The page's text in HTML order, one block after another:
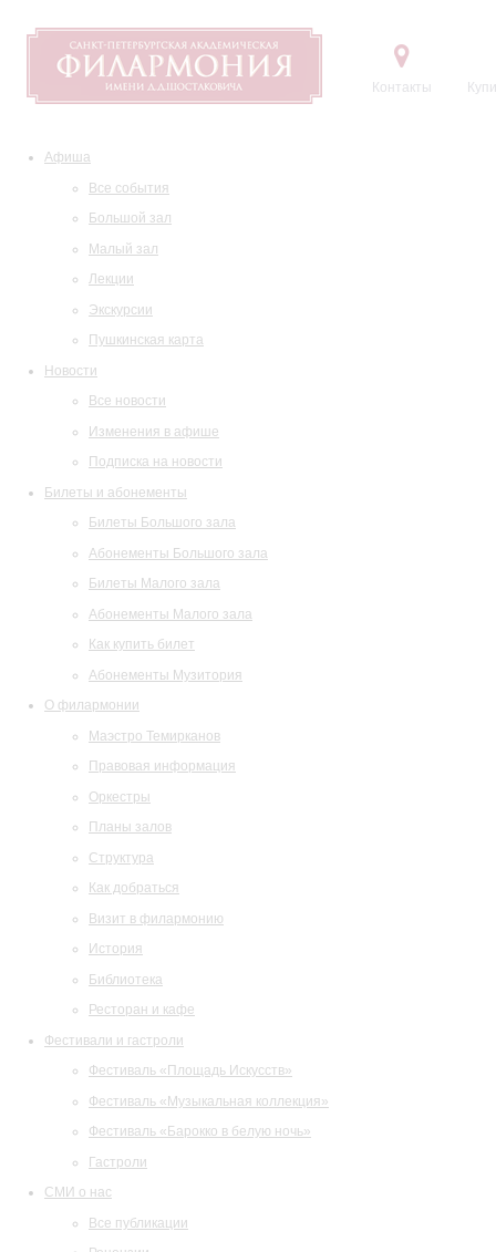
Контакты
Афиша
Все события
Большой зал
Малый зал
Лекции
Экскурсии
Пушкинская карта
Новости
Все новости
Изменения в афише
Подписка на новости
Билеты и абонементы
Билеты Большого зала
Абонементы Большого зала
Билеты Малого зала
Абонементы Малого зала
Как купить билет
Абонементы Музитория
О филармонии
Маэстро Темирканов
Правовая информация
Оркестры
Планы залов
Структура
Как добраться
Визит в филармонию
История
Библиотека
Ресторан и кафе
Фестивали и гастроли
Фестиваль «Площадь Искусств»
Фестиваль «Музыкальная коллекция»
Фестиваль «Барокко в белую ночь»
Гастроли
СМИ о нас
Все публикации